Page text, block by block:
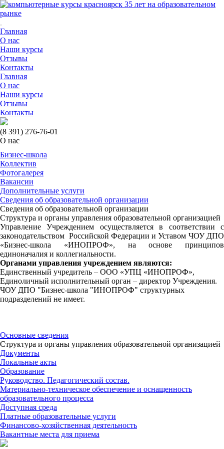
35 лет на образовательном
рынке
Главная
О нас
Наши курсы
Отзывы
Контакты
Главная
О нас
Наши курсы
Отзывы
Контакты
(8 391) 276-76-01
О нас
Бизнес-школа
Коллектив
Фотогалерея
Вакансии
Дополнительные услуги
Сведения об образовательной организации
Сведения об образовательной организации
Структура и органы управления образовательной организацией
Управление Учреждением осуществляется в соответствии с
законодательством Российской Федерации и Уставом ЧОУ ДПО
«Бизнес-школа «ИНОПРОФ», на основе принципов
единоначалия и коллегиальности.
Органами управления учреждением являются:
Единственный учредитель – ООО «УПЦ «ИНОПРОФ»,
Единоличный исполнительный орган – директор Учреждения.
ЧОУ ДПО "Бизнес-школа "ИНОПРОФ" структурных
подразделений не имеет.
Основные сведения
Структура и органы управления образовательной организацией
Документы
Локальные акты
Образование
Руководство. Педагогический состав.
Материально-техническое обеспечение и оснащенность
образовательного процесса
Доступная среда
Платные образовательные услуги
Финансово-хозяйственная деятельность
Вакантные места для приема